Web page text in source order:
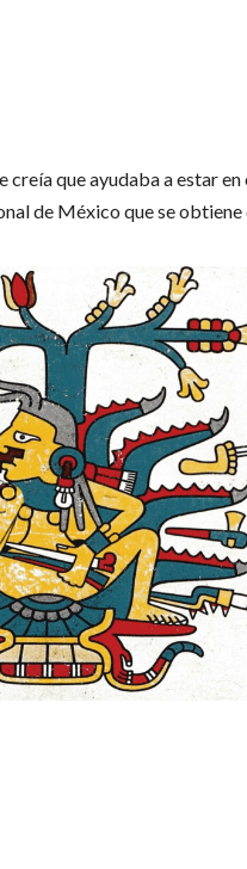
creía que ayudaba a estar
de México que se obtiene